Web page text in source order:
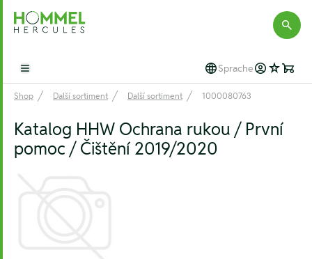
Hommel Hercules
Open main menu Sprache
Shop Další sortiment Další sortiment 1000080763
Katalog HHW Ochrana rukou / První
pomoc / Čištění 2019/2020